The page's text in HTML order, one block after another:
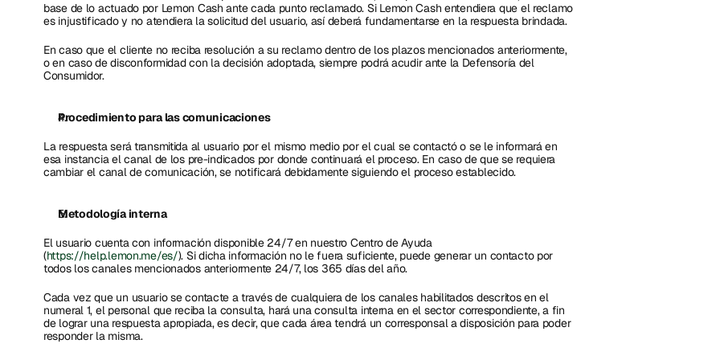
base de lo actuado por Lemon Cash ante cada punto reclamado. Si Lemon Cash entendiera que el reclamo
es injustificado y no atendiera la solicitud del usuario, así deberá fundamentarse en la respuesta brindada.
En caso que el cliente no reciba resolución a su reclamo dentro de los plazos mencionados anteriormente,
o en caso de disconformidad con la decisión adoptada, siempre podrá acudir ante la Defensoría del
Consumidor.
Procedimiento para las comunicaciones
La respuesta será transmitida al usuario por el mismo medio por el cual se contactó o se le informará en
esa instancia el canal de los pre-indicados por donde continuará el proceso. En caso de que se requiera
cambiar el canal de comunicación, se notificará debidamente siguiendo el proceso establecido.
Metodología interna
El usuario cuenta con información disponible 24/7 en nuestro Centro de Ayuda
(https://help.lemon.me/es/). Si dicha información no le fuera suficiente, puede generar un contacto por
todos los canales mencionados anteriormente 24/7, los 365 días del año.
Cada vez que un usuario se contacte a través de cualquiera de los canales habilitados descritos en el
numeral 1, el personal que reciba la consulta, hará una consulta interna en el sector correspondiente, a fin
de lograr una respuesta apropiada, es decir, que cada área tendrá un corresponsal a disposición para poder
responder la misma.